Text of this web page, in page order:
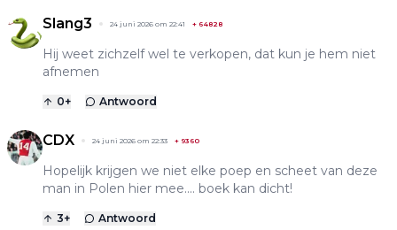
Slang3 24 juni 2026 om 22:41 + 64828
Hij weet zichzelf wel te verkopen, dat kun je hem niet
afnemen
0+ Antwoord
CDX 24 juni 2026 om 22:33 + 9360
Hopelijk krijgen we niet elke poep en scheet van deze
man in Polen hier mee.... boek kan dicht!
3+ Antwoord